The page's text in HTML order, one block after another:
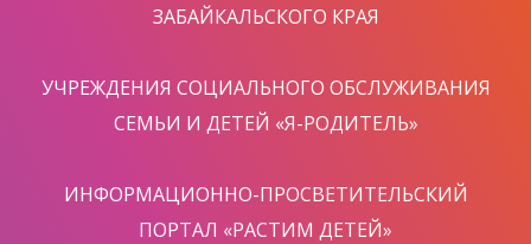
ЗАБАЙКАЛЬСКОГО КРАЯ
УЧРЕЖДЕНИЯ СОЦИАЛЬНОГО ОБСЛУЖИВАНИЯ
СЕМЬИ И ДЕТЕЙ «Я-РОДИТЕЛЬ»
ИНФОРМАЦИОННО-ПРОСВЕТИТЕЛЬСКИЙ
ПОРТАЛ «РАСТИМ ДЕТЕЙ»